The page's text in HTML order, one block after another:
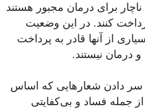
ناچار برای درمان مجبور هستند
کنند. در این وضعیت
از آنها قادر به پرداخت
درمان نیستند.
دادن شعارهایی که اساس
جمله فساد و بی‌کفایتی